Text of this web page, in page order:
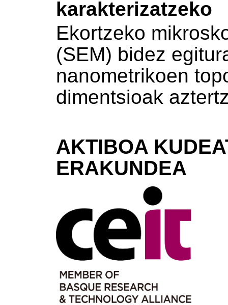
karakterizatzeko
Ekortzeko
(SEM) bidez
nanometrikoen
dimentsioak
AKTIBOA
ERAKUNDEA